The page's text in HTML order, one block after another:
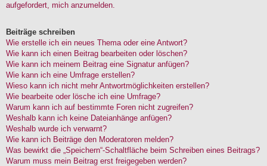
aufgefordert, mich anzumelden.
Beiträge schreiben
Wie erstelle ich ein neues Thema oder eine Antwort?
Wie kann ich einen Beitrag bearbeiten oder löschen?
Wie kann ich meinem Beitrag eine Signatur anfügen?
Wie kann ich eine Umfrage erstellen?
Wieso kann ich nicht mehr Antwortmöglichkeiten erstellen?
Wie bearbeite oder lösche ich eine Umfrage?
Warum kann ich auf bestimmte Foren nicht zugreifen?
Weshalb kann ich keine Dateianhänge anfügen?
Weshalb wurde ich verwarnt?
Wie kann ich Beiträge den Moderatoren melden?
Was bewirkt die „Speichern“-Schaltfläche beim Schreiben eines Beitrags?
Warum muss mein Beitrag erst freigegeben werden?